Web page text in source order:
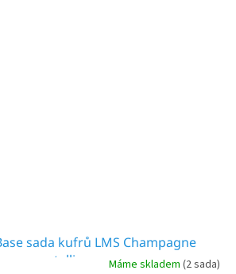
sada kufrů LMS Champagne
metallic
Máme skladem (2 sada)